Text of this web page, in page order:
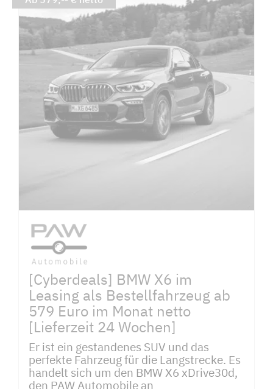
[Cyberdeals] BMW X6 im
Leasing als Bestellfahrzeug ab
579 Euro im Monat netto
[Lieferzeit 24 Wochen]
Er ist ein gestandenes SUV und das
perfekte Fahrzeug für die Langstrecke. Es
handelt sich um den BMW X6 xDrive30d,
den PAW Automobile an